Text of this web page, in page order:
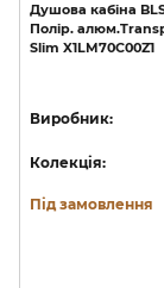
Душова кабіна
Полір.
Slim X1LM70C00Z1
Виробник:
Колекція:
Під замовлення